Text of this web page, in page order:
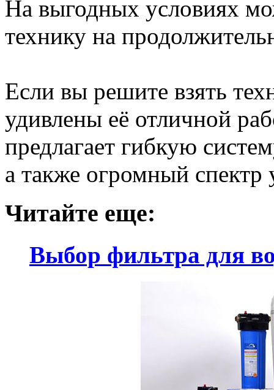
На выгодных условиях
технику на
Если вы решите взять
удивлены её отличной
предлагает гибкую
а также огромный спектр
Читайте еще:
Выбор фильтра для